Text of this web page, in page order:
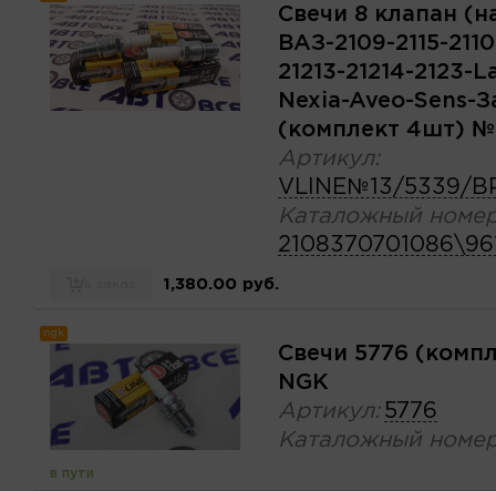
Свечи 8 клапан
ВАЗ-2109-2115-
21213-21214-2123-
Nexia-Aveo-Sens-
(комплект 4шт)
Артикул:
VLINE№13/5339/
Каталожный
1,380.00 руб.
ngk
Свечи 5776
NGK
Артикул: 5776
Каталожный
в пути